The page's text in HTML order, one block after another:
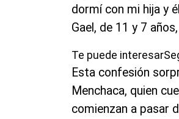
dormí con mi hija y
Gael, de 11 y 7
Te puede
Esta confesión
Menchaca, quien
comienzan a pasar